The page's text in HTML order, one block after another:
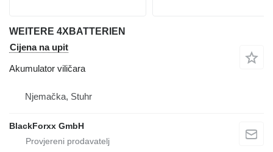
WEITERE 4XBATTERIEN
Cijena na upit
Akumulator viličara
Njemačka, Stuhr
BlackForxx GmbH